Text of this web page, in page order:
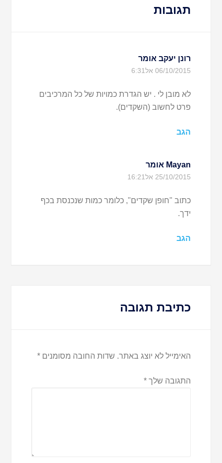
תגובות
רונן יעקב אומר
06/10/2015 אל6:31
לא מובן לי . יש הגדרת כמויות של כל המרכיבים
פרט לחשוב (השקדים).
הגב
Mayan אומר
25/10/2015 אל16:21
כתוב "חופן שקדים", כלומר כמות שנכנסת בכף
ידך.
הגב
כתיבת תגובה
האימייל לא יוצג באתר. שדות החובה מסומנים*
התגובה שלך*